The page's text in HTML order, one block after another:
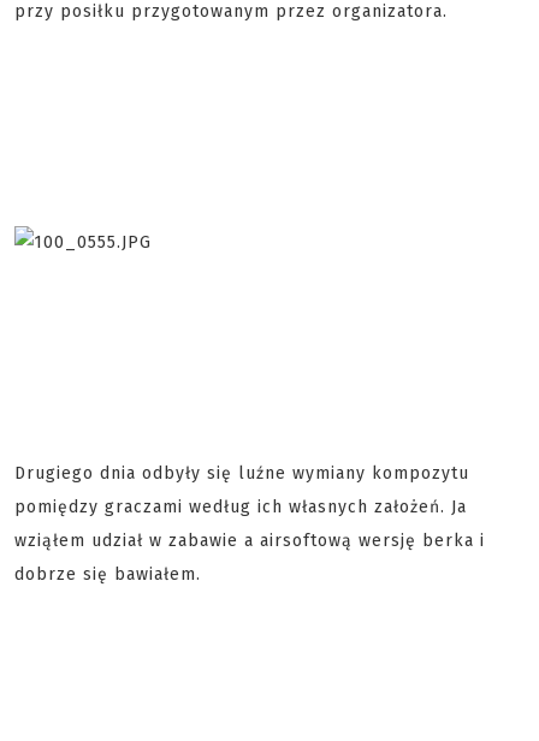
przy posiłku przygotowanym przez organizatora.
Drugiego dnia odbyły się luźne wymiany kompozytu
pomiędzy graczami według ich własnych założeń. Ja
wziąłem udział w zabawie a airsoftową wersję berka i
dobrze się bawiałem.